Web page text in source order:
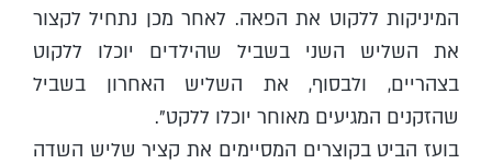
המיניקות ללקוט את הפאה. לאחר מכן נתחיל לקצור
את השליש השני בשביל שהילדים יוכלו ללקוט
בצהריים, ולבסוף, את השליש האחרון בשביל
שהזקנים המגיעים מאוחר יוכלו ללקט".
בועז הביט בקוצרים המסיימים את קציר שליש השדה